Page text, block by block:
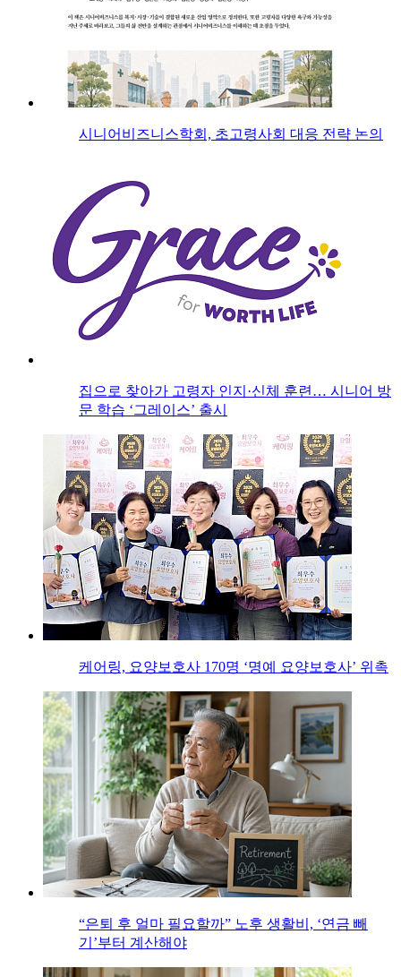
시니어비즈니스학회, 초고령사회 대응 전략 논의
집으로 찾아가 고령자 인지·신체 훈련… 시니어 방
문 학습 ‘그레이스’ 출시
케어링, 요양보호사 170명 ‘명예 요양보호사’ 위촉
“은퇴 후 얼마 필요할까” 노후 생활비, ‘연금 빼
기’부터 계산해야